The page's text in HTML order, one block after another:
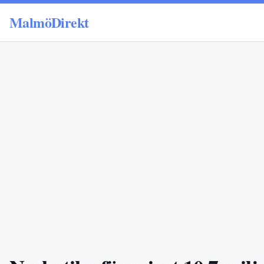
MalmöDirekt